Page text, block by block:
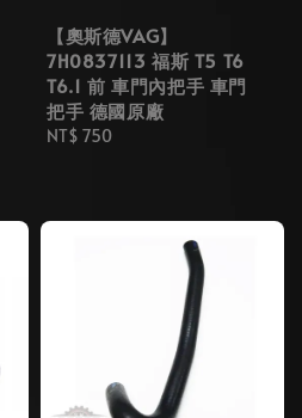
【奧斯德VAG】
7H0837113 福斯 T5 T6
T6.1 前 車門內把手 車門
把手 德國原廠
Regular
NT$ 750